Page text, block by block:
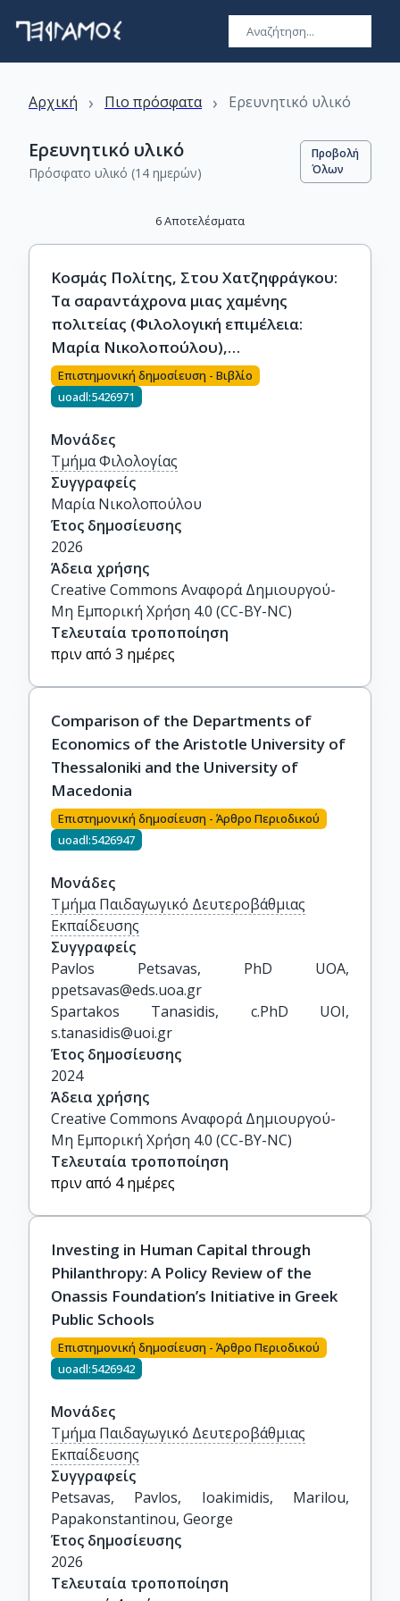
Αρχική › Πιο πρόσφατα › Ερευνητικό υλικό
Ερευνητικό υλικό
Πρόσφατο υλικό (14 ημερών)
Προβολή
Όλων
6Αποτελέσματα
Κοσμάς Πολίτης, Στου Χατζηφράγκου:
Τα σαραντάχρονα μιας χαμένης
πολιτείας (Φιλολογική επιμέλεια:
Μαρία Νικολοπούλου),
Πανεπιστημιακές Εκδόσεις Κρήτης,
Ηράκλειο 2026, όπου
Μαρία Νικολοπούλου, «‘Πατρίδα δεν
είναι μια ιδέα στον αέρα’: Ο Κοσμάς
Πολίτης και η μνήμη της Μικρασιατικής
Καταστροφής», σ. 417-540
Επιστημονική δημοσίευση - Βιβλίο
uoadl:5426971
Μονάδες
Τμήμα Φιλολογίας
Συγγραφείς
Μαρία Νικολοπούλου
Έτος δημοσίευσης
2026
Άδεια χρήσης
Creative Commons Αναφορά Δημιουργού-
Μη Εμπορική Χρήση 4.0 (CC-BY-NC)
Τελευταία τροποποίηση
πριν από 3 ημέρες
Comparison of the Departments of
Economics of the Aristotle University of
Thessaloniki and the University of
Macedonia
Επιστημονική δημοσίευση - Άρθρο Περιοδικού
uoadl:5426947
Μονάδες
Τμήμα Παιδαγωγικό Δευτεροβάθμιας
Εκπαίδευσης
Συγγραφείς
Pavlos Petsavas, PhD UOA,
ppetsavas@eds.uoa.gr
Spartakos Tanasidis, c.PhD UOI,
s.tanasidis@uoi.gr
Έτος δημοσίευσης
2024
Άδεια χρήσης
Creative Commons Αναφορά Δημιουργού-
Μη Εμπορική Χρήση 4.0 (CC-BY-NC)
Τελευταία τροποποίηση
πριν από 4 ημέρες
Investing in Human Capital through
Philanthropy: A Policy Review of the
Onassis Foundation’s Initiative in Greek
Public Schools
Επιστημονική δημοσίευση - Άρθρο Περιοδικού
uoadl:5426942
Μονάδες
Τμήμα Παιδαγωγικό Δευτεροβάθμιας
Εκπαίδευσης
Συγγραφείς
Petsavas, Pavlos, Ioakimidis, Marilou,
Papakonstantinou, George
Έτος δημοσίευσης
2026
Τελευταία τροποποίηση